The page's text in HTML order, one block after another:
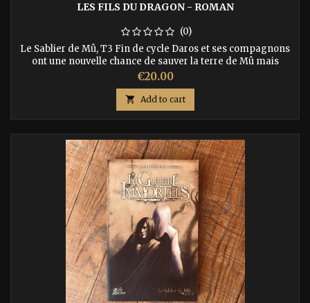
LES FILS DU DRAGON - ROMAN
(0)
Le Sablier de Mû, T3 Fin de cycle Daros et ses compagnons
ont une nouvelle chance de sauver la terre de Mû mais
sauront-ils la saisir ? ISBN : 9782918287018
Price
€20.00
 Add to cart